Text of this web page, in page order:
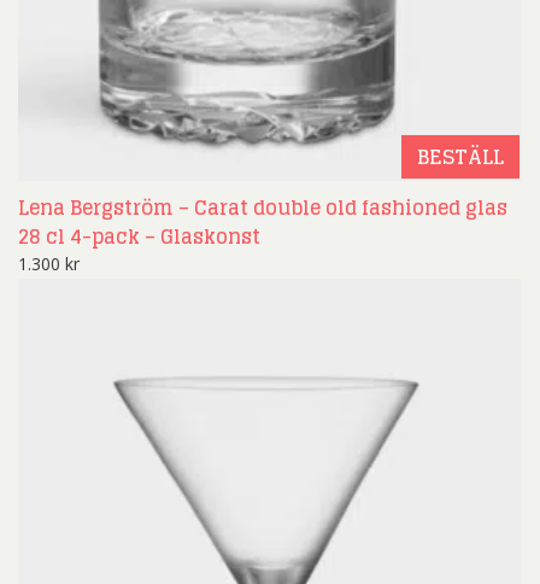
BESTÄLL
Lena Bergström – Carat double old fashioned glas
28 cl 4-pack – Glaskonst
1.300 kr